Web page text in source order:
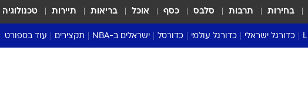
בחירות תרבות סלבס כסף אוכל בריאות תיירות טכנולוגיה
כדורגל ישראלי כדורגל עולמי כדורסל ישראלים ב-NBA תקצירים עוד בספורט